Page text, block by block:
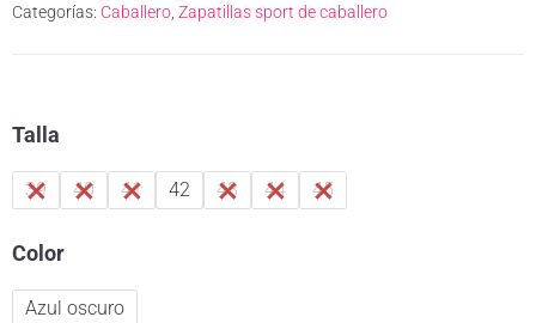
Categorías: Caballero, Zapatillas sport de caballero
Talla
39 40 41 42 43 44 45
Color
Azul oscuro